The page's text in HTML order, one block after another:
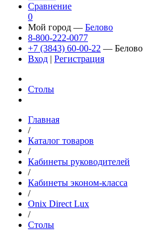
Сравнение
0
Мой город — Белово
8-800-222-0077
+7 (3843) 60-00-22 — Белово
Вход | Регистрация
Столы
Главная
/
Каталог товаров
/
Кабинеты руководителей
/
Кабинеты эконом-класса
/
Onix Direct Lux
/
Столы